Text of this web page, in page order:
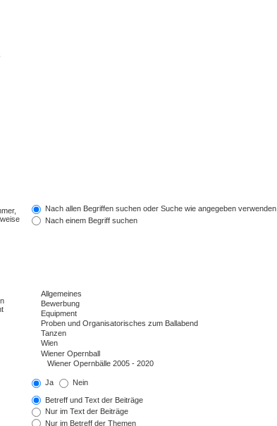
Nach allen Begriffen suchen oder Suche wie angegeben verwenden
Nach einem Begriff suchen
Ja Nein
Betreff und Text der Beiträge
Nur im Text der Beiträge
Nur im Betreff der Themen